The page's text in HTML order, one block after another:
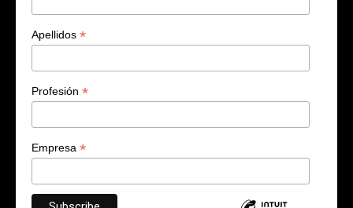
Apellidos *
Profesión *
Empresa *